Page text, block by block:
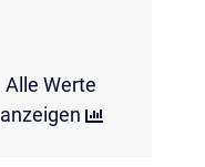
Alle Werte
anzeigen